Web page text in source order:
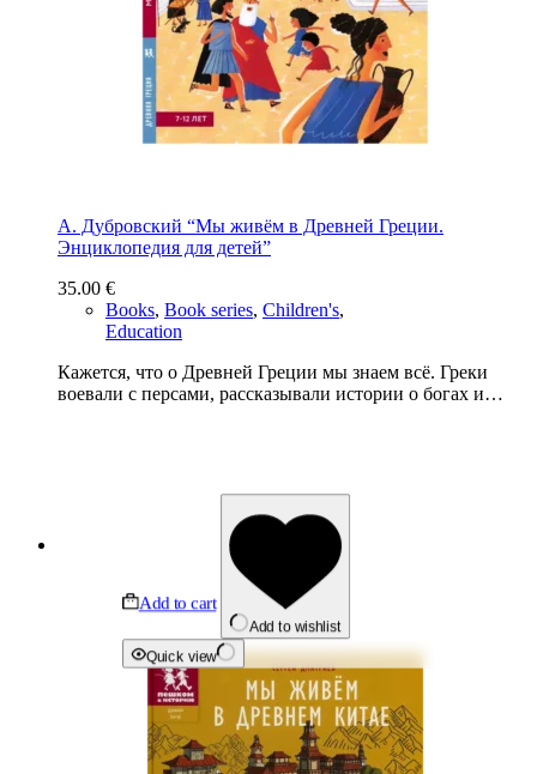
А. Дубровский “Мы живём в Древней Греции.
Энциклопедия для детей”
35.00 €
Books, Book series, Children's,
Education
Кажется, что о Древней Греции мы знаем всё. Греки
воевали с персами, рассказывали истории о богах и…
Add to cart
Add to wishlist
Quick view